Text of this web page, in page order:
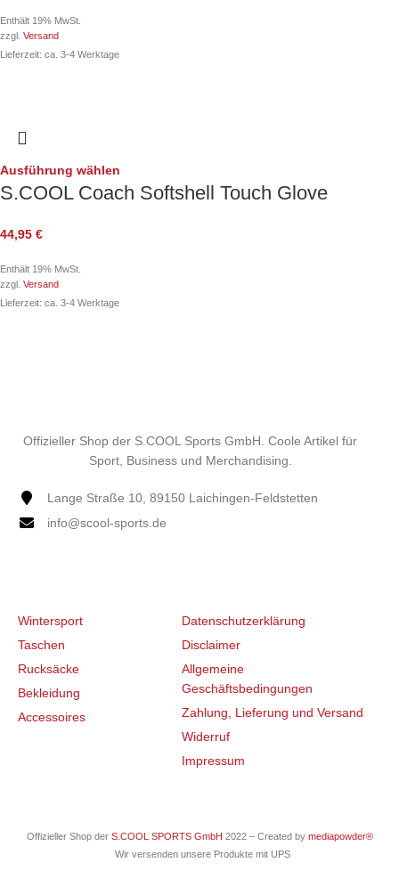
Enthält 19% MwSt.
zzgl. Versand
Lieferzeit: ca. 3-4 Werktage
Ausführung wählen
S.COOL Coach Softshell Touch Glove
44,95 €
Enthält 19% MwSt.
zzgl. Versand
Lieferzeit: ca. 3-4 Werktage
Offizieller Shop der S.COOL Sports GmbH. Coole Artikel für
Sport, Business und Merchandising.
Lange Straße 10, 89150 Laichingen-Feldstetten
info@scool-sports.de
Wintersport
Taschen
Rucksäcke
Bekleidung
Accessoires
Datenschutzerklärung
Disclaimer
Allgemeine
Geschäftsbedingungen
Zahlung, Lieferung und Versand
Widerruf
Impressum
Offizieller Shop der S.COOL SPORTS GmbH 2022 – Created by mediapowder®
Wir versenden unsere Produkte mit UPS